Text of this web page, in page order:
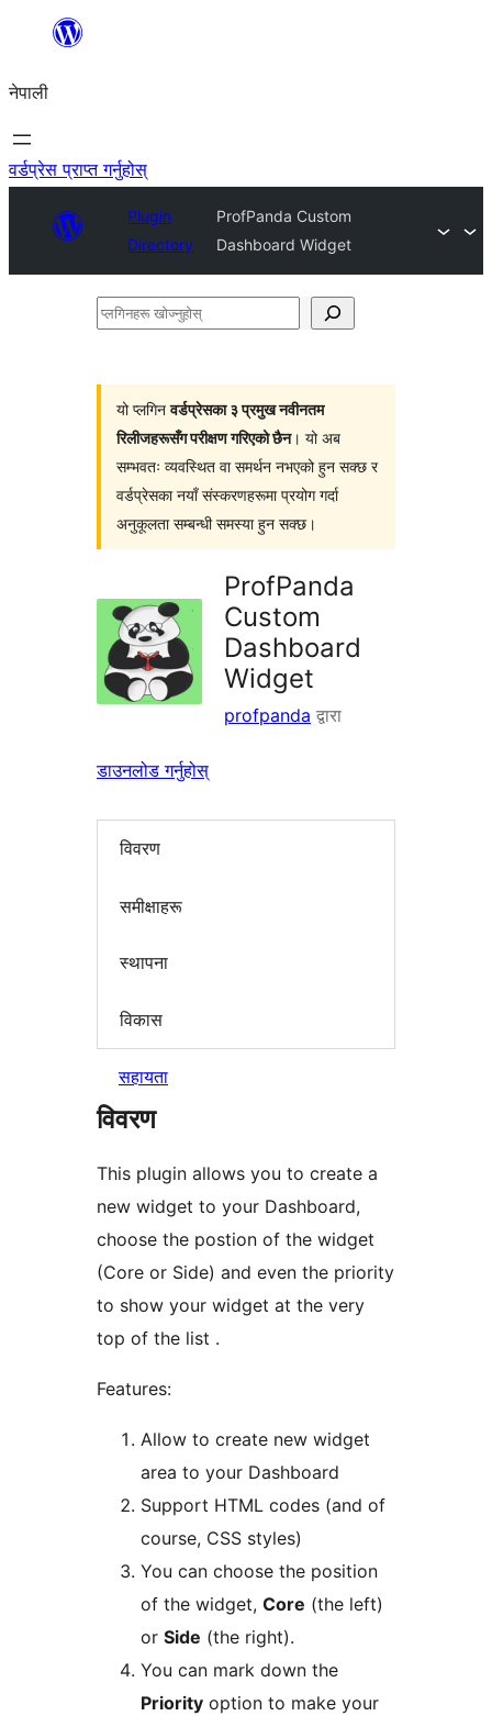
सामग्रीमा
नेपाली
वर्डप्रेस प्राप्त गर्नुहोस्
Plugin
Directory
ProfPanda Custom
Dashboard Widget
प्लगिनहरू
यो प्लगिनवर्डप्रेसका ३ प्रमुख नवीनतम
रिलीजहरूसँग परीक्षण गरिएको छैन। यो अब
सम्भवतः व्यवस्थित वा समर्थन नभएको हुन सक्छ र
वर्डप्रेसका नयाँ संस्करणहरूमा प्रयोग गर्दा
अनुकूलता सम्बन्धी समस्या हुन सक्छ।
ProfPanda
Custom
Dashboard
Widget
profpanda द्वारा
डाउनलोड गर्नुहोस्
विवरण
समीक्षाहरू
स्थापना
विकास
सहायता
विवरण
This plugin allows you to create a
new widget to your Dashboard,
choose the postion of the widget
(Core or Side) and even the priority
to show your widget at the very
top of the list .
Features:
Allow to create new widget
area to your Dashboard
Support HTML codes (and of
course, CSS styles)
You can choose the position
of the widget, Core (the left)
or Side (the right).
You can mark down the
Priority option to make your